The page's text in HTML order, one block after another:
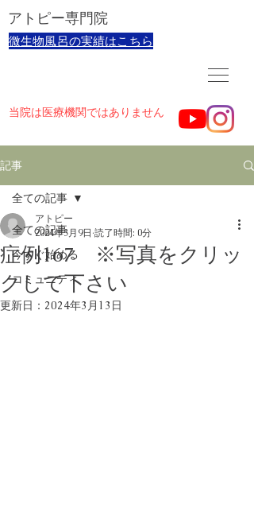
​アトピー専門院
​微生物風呂の実績はこちら
当院は医療機関ではありません
記事
全ての記事
今すぐ始める
コミュニティ
全ての記事
症例167 ※写真をクリッ
クして下さい
アトピー
2024年3月9日 読了時間: 0分
更新日： 2024年3月13日